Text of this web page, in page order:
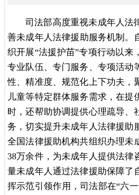
司法部高度重视未成年人法
善未成年人法律援助服务机制。
织开展“法援护苗”专项行动以来
专业队伍、专门服务、专项活动
性、精准度、规范化上下功夫，
儿童等特定群体服务需求，在提
时，还帮助协调提供心理疏导、
务，切实提升未成年人法律援助
全国法律援助机构共组织办理未
38万余件，为未成年人提供法律
量未成年人通过法律援助保障了
挥示范引领作用，司法部在“六